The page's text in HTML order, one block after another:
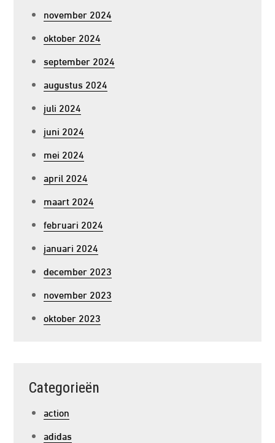
november 2024
oktober 2024
september 2024
augustus 2024
juli 2024
juni 2024
mei 2024
april 2024
maart 2024
februari 2024
januari 2024
december 2023
november 2023
oktober 2023
Categorieën
action
adidas